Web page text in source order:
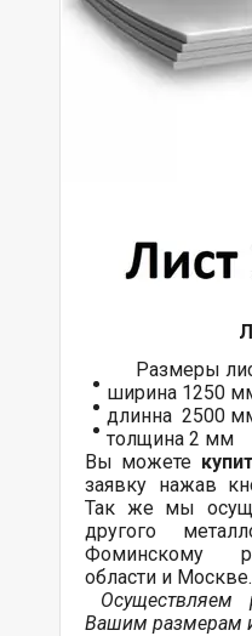
Размеры
ширина 1250
длинна 2500
толщина 2 мм
Вы можете
заявку нажав
Так же мы
другого
Фоминскому
области и Москве.
Вашим размерам